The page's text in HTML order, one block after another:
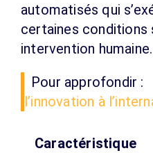
automatisés qui
certaines conditions
intervention humaine.
Pour approfondir :
l’innovation à
Caractéristique